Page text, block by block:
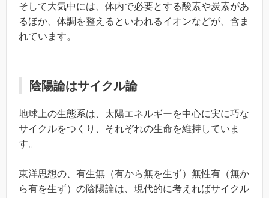
そして大気中には、体内で必要とする酸素や炭素があ
るほか、体調を整えるといわれるイオンなどが、含ま
れています。
陰陽論はサイクル論
地球上の生態系は、太陽エネルギーを中心に実に巧な
サイクルをつくり、それぞれの生命を維持していま
す。
東洋思想の、有生無（有から無を生ず）無性有（無か
ら有を生ず）の陰陽論は、現代的に考えればサイクル